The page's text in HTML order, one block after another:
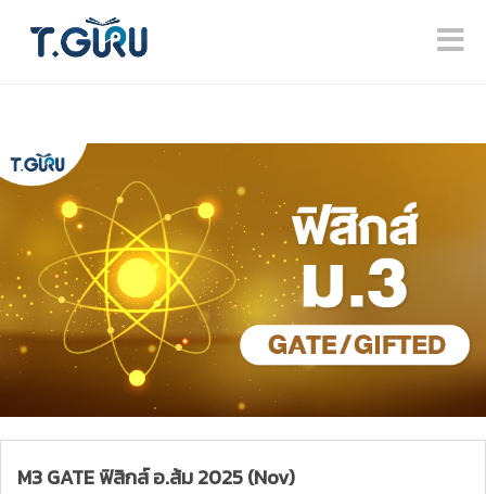
M3 GATE ฟิสิกส์ อ.ส้ม 2025 (Nov)